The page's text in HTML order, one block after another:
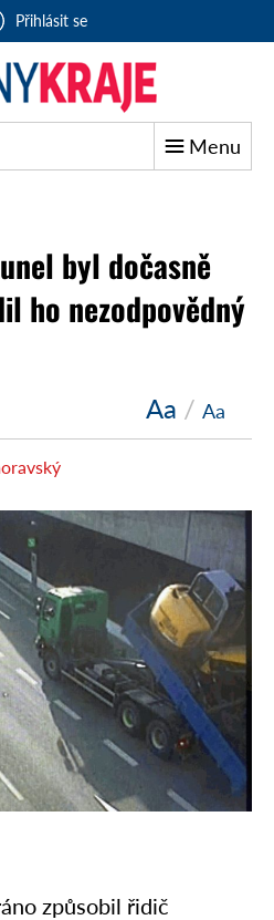
Přihlásit se
Menu
byl dočasně
ho nezodpovědný
Aa / Aa
způsobil řidič